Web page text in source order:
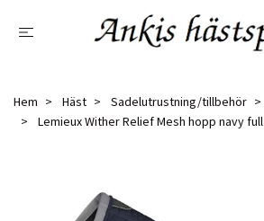
Hem Häst Sadelutrustning/tillbehör
Lemieux Wither Relief Mesh hopp navy full